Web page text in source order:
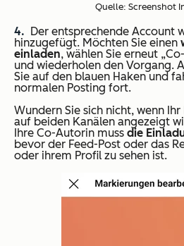
Quelle: Screenshot
Der entsprechende Account
hinzugefügt. Möchten Sie einen
einladen, wählen Sie erneut
und wiederholen den Vorgang.
Sie auf den blauen Haken und
normalen Posting fort.
Wundern Sie sich nicht, wenn
auf beiden Kanälen angezeigt
Ihre Co-Autorin muss die
bevor der Feed-Post oder das
oder ihrem Profil zu sehen ist.